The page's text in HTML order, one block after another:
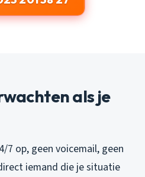
als je
7 op, geen voicemail, geen
iemand die je situatie